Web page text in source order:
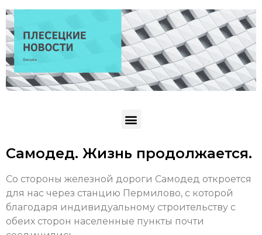
Самодед. Жизнь продолжается.
Со стороны железной дороги Самодед откроется
для нас через станцию Пермилово, с которой
благодаря индивидуальному строительству с
обеих сторон населенные пункты почти